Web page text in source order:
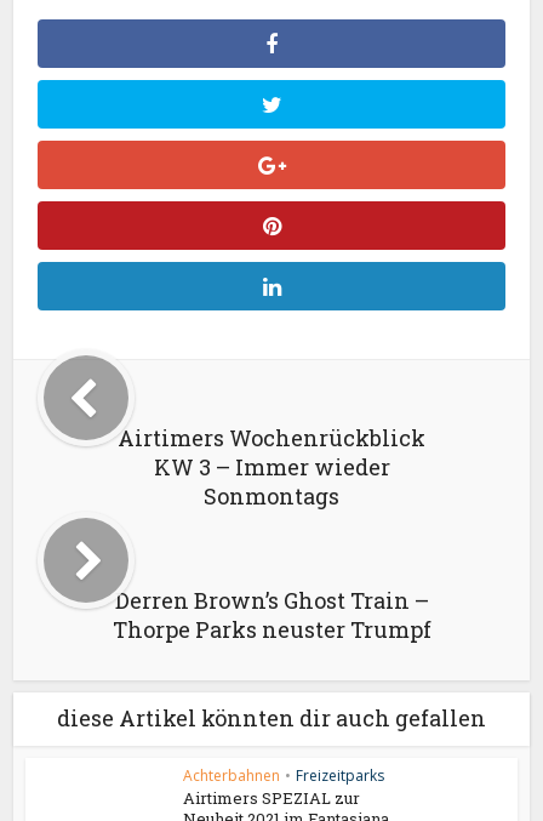
Airtimers Wochenrückblick
KW 3 – Immer wieder
Sonmontags
Derren Brown’s Ghost Train –
Thorpe Parks neuster Trumpf
diese Artikel könnten dir auch gefallen
Achterbahnen • Freizeitparks
Airtimers SPEZIAL zur